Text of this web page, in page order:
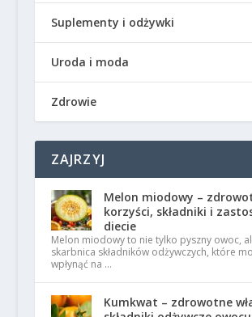
Suplementy i odżywki
Uroda i moda
Zdrowie
ZAJRZYJ
Melon miodowy –
korzyści, składniki i
diecie
Melon miodowy to nie tylko pyszny owoc,
skarbnica składników odżywczych, które
wpłynąć na …
Kumkwat – zdrowotne